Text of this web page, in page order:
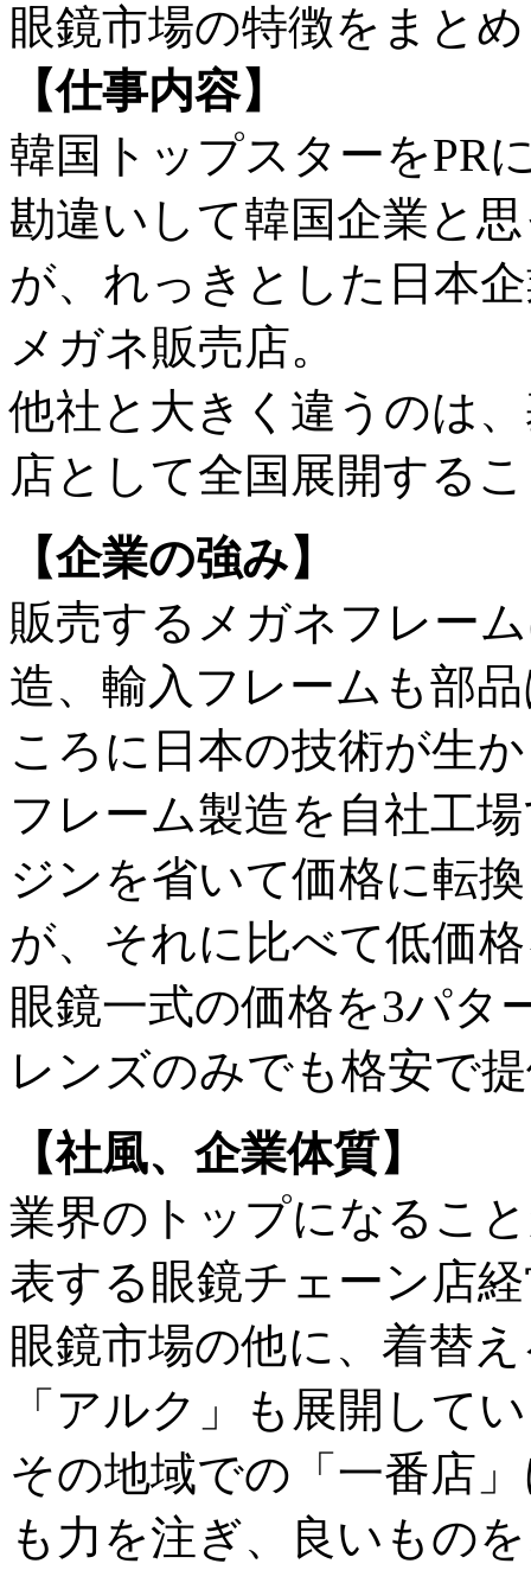
眼鏡市場の特徴をまと
【仕事内容】
韓国トップスターをPR
勘違いして韓国企業と
が、れっきとした日本
メガネ販売店。
他社と大きく違うのは
店として全国展開する
【企業の強み】
販売するメガネフレー
造、輸入フレームも部
ころに日本の技術が生
フレーム製造を自社工
ジンを省いて価格に転
が、それに比べて低価
眼鏡一式の価格を3パタ
レンズのみでも格安で
【社風、企業体質】
業界のトップになるこ
表する眼鏡チェーン店
眼鏡市場の他に、着替
「アルク」も展開して
その地域での「一番店
も力を注ぎ、良いもの